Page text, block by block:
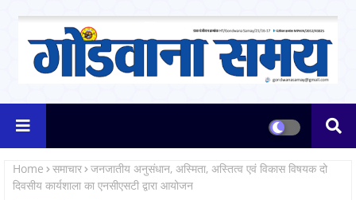
Home समाचार जनजातीय अनुसंधान, अस्मिता, अस्तित्व एवं विकास विषयक दो
दिवसीय कार्यशाला का एनसीएसटी द्वारा आयोजन